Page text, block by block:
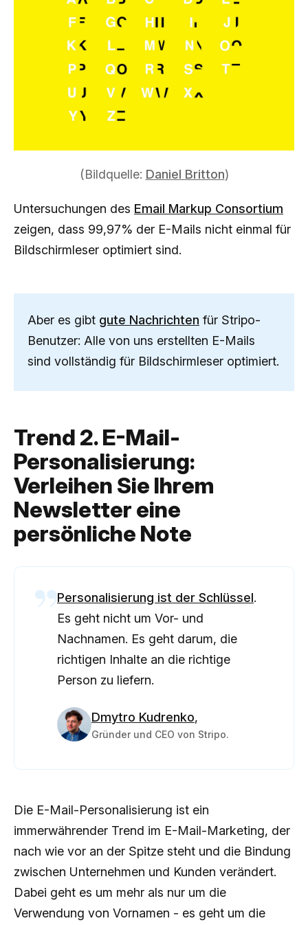
(Bildquelle: Daniel Britton)
Untersuchungen des Email Markup Consortium
zeigen, dass 99,97% der E-Mails nicht einmal für
Bildschirmleser optimiert sind.
Aber es gibt gute Nachrichten für Stripo-
Benutzer: Alle von uns erstellten E-Mails
sind vollständig für Bildschirmleser optimiert.
Trend 2. E-Mail-
Personalisierung:
Verleihen Sie Ihrem
Newsletter eine
persönliche Note
Personalisierung ist der Schlüssel.
Es geht nicht um Vor- und
Nachnamen. Es geht darum, die
richtigen Inhalte an die richtige
Person zu liefern.
Dmytro Kudrenko,
Gründer und CEO von Stripo.
Die E-Mail-Personalisierung ist ein
immerwährender Trend im E-Mail-Marketing, der
nach wie vor an der Spitze steht und die Bindung
zwischen Unternehmen und Kunden verändert.
Dabei geht es um mehr als nur um die
Verwendung von Vornamen - es geht um die